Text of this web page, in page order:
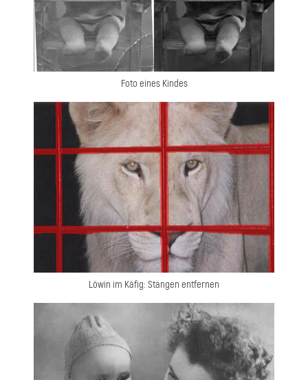
Foto eines Kindes
Löwin im Käfig: Stangen entfernen